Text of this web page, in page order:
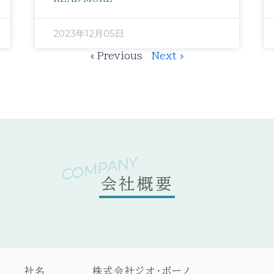
2023年12月05日
« Previous Next »
COMPANY
会社概要
社名 株式会社ジオ・ボーノ